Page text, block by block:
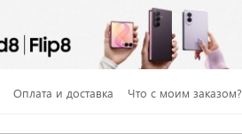
Оплата и доставка Что с моим заказом?